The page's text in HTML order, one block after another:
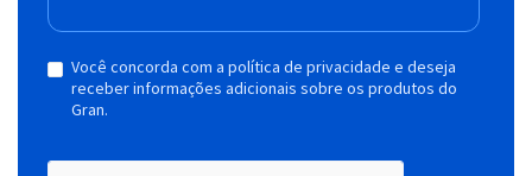
Você concorda com a política de privacidade e deseja
receber informações adicionais sobre os produtos do
Gran.